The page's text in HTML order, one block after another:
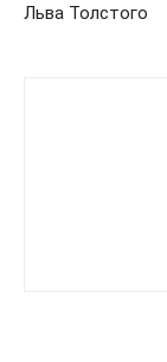
Льва Толстого